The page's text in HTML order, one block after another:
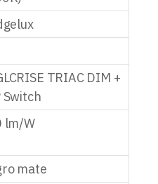
TRIAC DIM +
Switch
lm/W
mate